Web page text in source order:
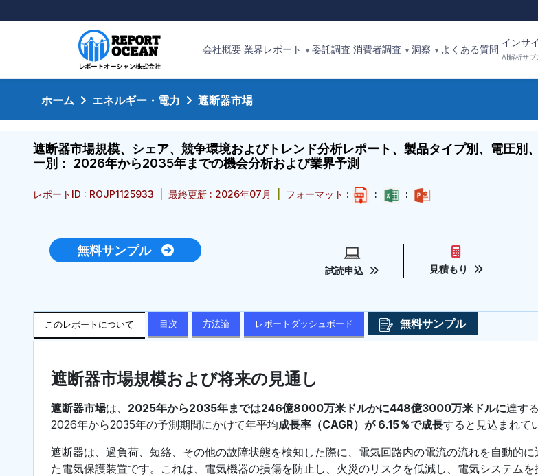
会社概要 業界レポート ▾ 委託調査 消費者調査 ▾ 洞察 ▾ よくある質問
インサ
AI解析サブ
ホーム エネルギー・電力 遮断器市場
遮断器市場規模、シェア、競争環境およびトレンド分析レポート、製品タイプ別、電圧別
ー別： 2026年から2035年までの機会分析および業界予測
レポートID : ROJP1125933 最終更新 : 2026年07月 フォーマット : : :
無料サンプル
試読申込 見積もり
このレポートについて 目次 方法論 レポートダッシュボード 無料サンプル
遮断器市場規模および将来の見通し
遮断器市場は、 2025年から2035年までは246億8000万米ドルかに448億3000万米ドルに達す
2026年から2035年の予測期間にかけて年平均成長率（CAGR）が 6.15％で成長すると見込まれて
遮断器は、過負荷、短絡、その他の故障状態を検知した際に、電気回路内の電流の流れを自動的
た電気保護装置です。これは、電気機器の損傷を防止し、火災のリスクを低減し、電気システム